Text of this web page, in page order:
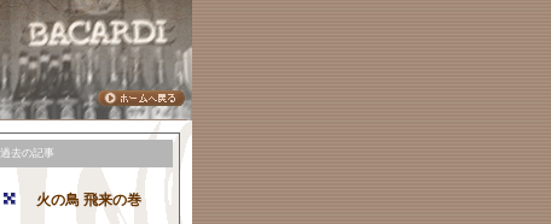
過去の記事
火の鳥 飛来の巻